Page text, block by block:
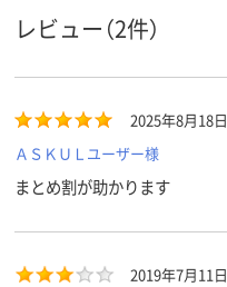
テープ長
さ
88m
レビュー（2件）
2025年8月18日
ＡＳＫＵＬユーザー様
まとめ割が助かります
2019年7月11日